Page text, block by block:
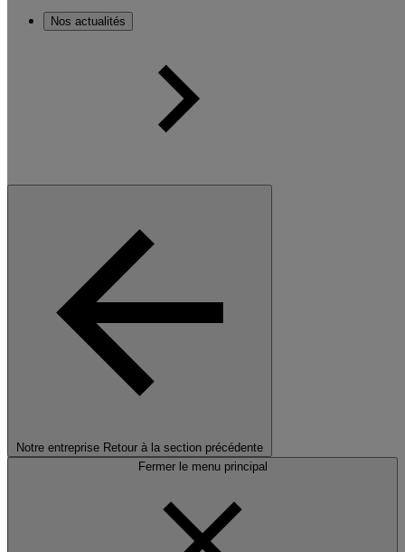
Nos actualités
Notre entreprise Retour à la section précédente
Fermer le menu principal